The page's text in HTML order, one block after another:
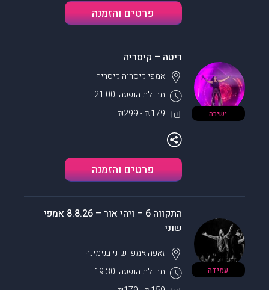
פרטים והזמנה
ישיבה
ריטה – קיסריה
תחילת הופעה: 21:00
אמפי קיסריה קיסריה
₪179 - ₪299
פרטים והזמנה
עמידה
התקווה 6 – ויהי אור – 8.8.26 אמפי
שוני
תחילת הופעה: 19:30
זאפה אמפי שוניבנימינה